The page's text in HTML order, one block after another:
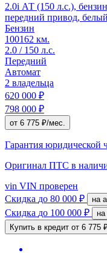
2.0i АТ (150 л.с.),
передний привод, белый
Бензин
100162 км.
2.0 / 150 л.с.
Передний
Автомат
2 владельца
620 000 ₽
798 000 ₽
от 6 775 ₽/мес.
Гарантия юридической
Оригинал ПТС в
vin VIN проверен
Скидка до 80 000 ₽
Скидка до 100 000 ₽
Купить в кредит от 6 775